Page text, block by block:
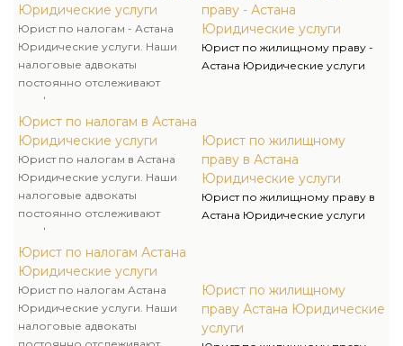
Юридические услуги
Юрист по налогам - Астана
Юридические услуги. Наши
налоговые адвокаты
постоянно отслеживают
конфигурации в
законодательстве о налогах и
сборах и производят прогноз
судебной практики по
налоговым спорам.
Юрист по налогам в Астана
Юридические услуги
Юрист по налогам в Астана
Юридические услуги. Наши
налоговые адвокаты
постоянно отслеживают
конфигурации в
законодательстве о налогах и
сборах и производят прогноз
судебной практики по
налоговым спорам.
Юрист по налогам Астана
Юридические услуги
Юрист по налогам Астана
Юридические услуги. Наши
налоговые адвокаты
праву - Астана
Юридические услуги
Юрист по жилищному праву -
Астана Юридические услуги
Юрист по жилищному
праву в Астана
Юридические услуги
Юрист по жилищному праву в
Астана Юридические услуги
Юрист по жилищному
праву Астана Юридические
услуги